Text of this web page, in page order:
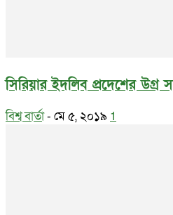
সিরিয়ার ইদলিব প্রদেশের উগ্র
বিশ্ব বার্তা- মে ৫, ২০১৯ 1